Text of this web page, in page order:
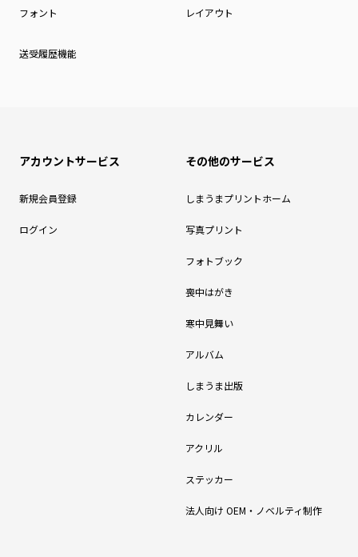
フォント レイアウト
送受履歴機能
アカウントサービス
新規会員登録
ログイン
その他のサービス
しまうまプリントホーム
写真プリント
フォトブック
喪中はがき
寒中見舞い
アルバム
しまうま出版
カレンダー
アクリル
ステッカー
法人向け OEM・ノベルティ制作